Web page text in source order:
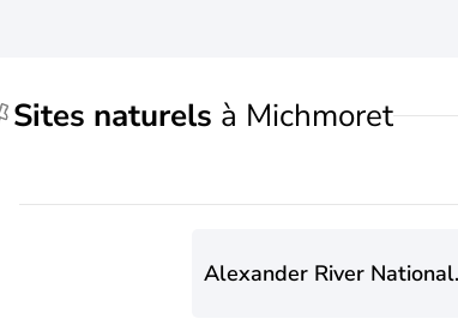
Sites naturels à Michmoret
Alexander River National